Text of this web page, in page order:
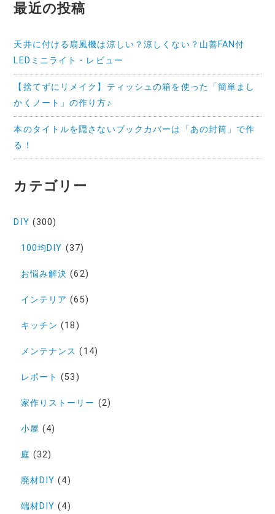
最近の投稿
天井に付ける扇風機は涼しい？涼しくない？山善FAN付
LEDミニライト・レビュー
【捨てずにリメイク】ティッシュの箱を使った「簡単まし
かくノート」の作り方♪
本のタイトルを隠さないブックカバーは「あの封筒」で作
る！
カテゴリー
DIY (300)
100均DIY (37)
お悩み解決 (62)
インテリア (65)
キッチン (18)
メンテナンス (14)
レポート (53)
家作りストーリー (2)
小屋 (4)
庭 (32)
廃材DIY (4)
端材DIY (4)